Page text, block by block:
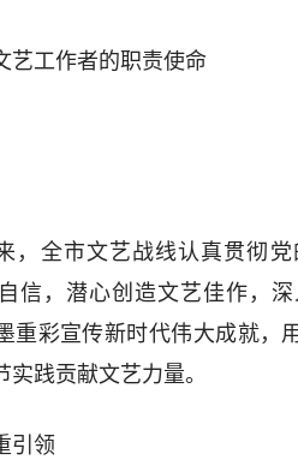
艺工作者的职责使命
，全市文艺战线认真贯彻
信，潜心创造文艺佳作，
重彩宣传新时代伟大成就，
实践贡献文艺力量。
引领